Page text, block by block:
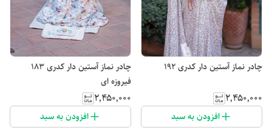
چادر نماز آستین دار کدری 192
۲٬۴۵۰٬۰۰۰
افزودن به سبد
چادر نماز آستین دار کدری 183
فیروزه ای
۲٬۴۵۰٬۰۰۰
افزودن به سبد